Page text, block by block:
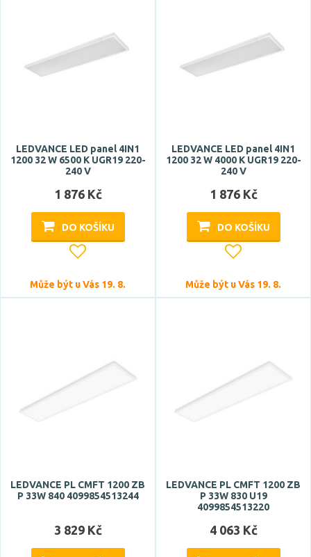
LEDVANCE LED panel 4IN1
1200 32 W 6500 K UGR19 220-
240 V
1 876 Kč
DO KOŠÍKU
Může být u Vás 19. 8.
LEDVANCE LED panel 4IN1
1200 32 W 4000 K UGR19 220-
240 V
1 876 Kč
DO KOŠÍKU
Může být u Vás 19. 8.
LEDVANCE PL CMFT 1200 ZB
P 33W 840 4099854513244
3 829 Kč
LEDVANCE PL CMFT 1200 ZB
P 33W 830 U19
4099854513220
4 063 Kč